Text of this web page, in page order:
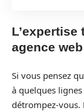
L’expertise
agence web
Si vous pensez
à quelques
détrompez-vous.